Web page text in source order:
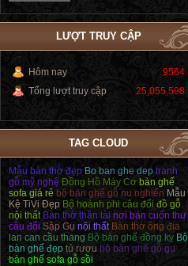
LƯỢT TRUY CẬP
Hôm nay
9564
Tổng lượt truy cập
25,055,598
TAG CLOUD
Mẫu bàn thờ đẹp Bo ban ghe dep tranh
gỗ mỹ nghệ Đồng Hồ Máy Cơ bàn ghế
sofa giá rẻ bộ bàn ghế gỗ nu nghiến Mẫu
Kệ TiVi Đẹp Bộ hoành phi câu đối đồ gỗ
nội thất Bàn thờ thần tài nơi bán cuốn thư
câu đối Sập Gụ nội thất Bàn thờ ông địa
lan can cầu thang Bộ bàn ghế đồng kỵ Bộ
bàn ghế đẹp tủ rượu bộ bàn ghế gỗ gụ
bàn ghế sofa gỗ sồi